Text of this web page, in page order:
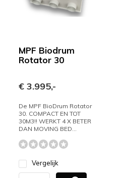
MPF Biodrum
Rotator 30
€ 3.995,-
De MPF BioDrum Rotator
30. COMPACT EN TOT
30M3!! WERKT 4 X BETER
DAN MOVING BED...
Vergelijk